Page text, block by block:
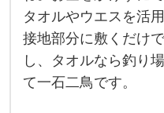
の
で
す
が
が
つ
い
い
を
し
て
き
ま
し
た
タオルやウエスを活
接地部分に敷くだけ
し、タオルなら釣り
て一石二鳥です。